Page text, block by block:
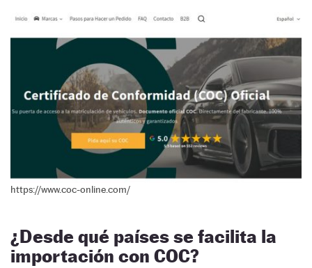
https://www.coc-online.com/
¿Desde qué países se facilita la
importación con COC?